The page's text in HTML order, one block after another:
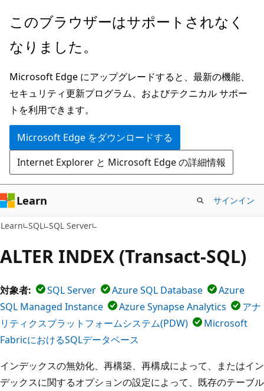
メ
ン
ン
テ
ン
ツ
に
ス
キ
ッ
プ
このブラウザーはサポートされなく
なりました。
Microsoft Edge にアップグレードすると、最新の機能、
セキュリティ更新プログラム、およびテクニカル サポー
トを利用できます。
Microsoft Edge をダウンロードする
Internet Explorer と Microsoft Edge の詳細情報
Learn サインイン
Learn SQL SQL Server
ALTER INDEX (Transact-SQL)
対象者: SQL Server Azure SQL Database
Azure
SQL Managed Instance
Azure Synapse Analytics
アナ
リティクスプラットフォームシステム(PDW)
Microsoft
FabricにおけるSQLデータベース
インデックスの無効化、再構築、再構成によって、またはイン
デックスに関するオプションの設定によって、既存のテーブル